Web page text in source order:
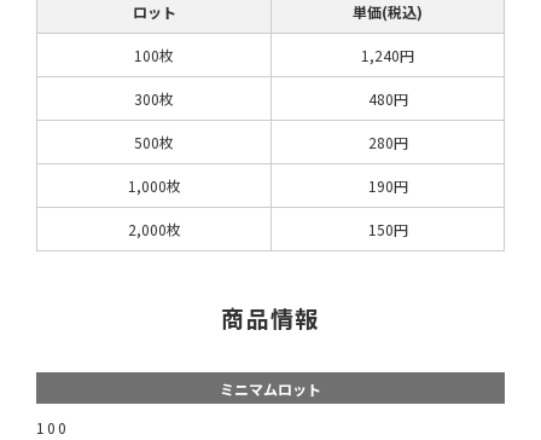
ロット 単価(税込)
100枚 1,240円
300枚 480円
500枚 280円
1,000枚 190円
2,000枚 150円
商品情報
ミニマムロット
100